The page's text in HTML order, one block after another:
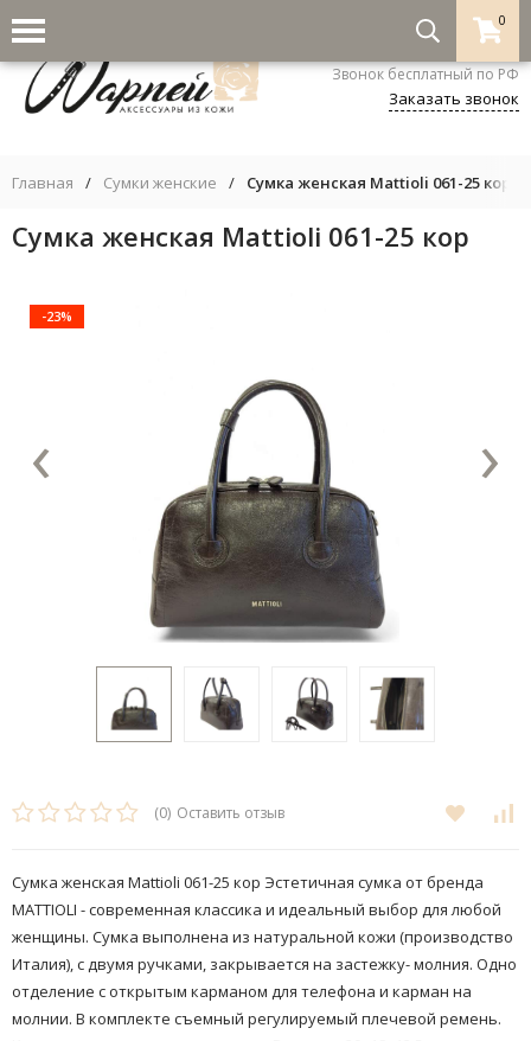
0
8-800-333-5530
Звонок бесплатный по РФ
Заказать звонок
Главная / Сумки женские / Сумка женская Mattioli 061-25 кор
Сумка женская Mattioli 061-25 кор
-23%
‹ ›
(0) Оставить отзыв
Сумка женская Mattioli 061-25 кор ​Эстетичная сумка от бренда
MATTIOLI - современная классика и идеальный выбор для любой
женщины. ​Сумка выполнена из натуральной кожи (производство
Италия), с двумя ручками, закрывается на застежку- молния. Одно
отделение с открытым карманом для телефона и карман на
молнии. В комплекте съемный регулируемый плечевой ремень.